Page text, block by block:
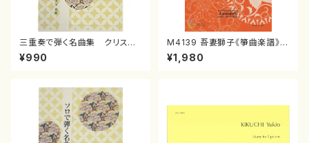
三重奏で弾く名曲集 クリスマ
スメドレー( 箏2/大平光美 編
曲/楽譜）
¥990
M4139 吾妻獅子《箏曲楽譜》
（箏/宮城道雄著・宮城宗家監修/
箏曲古典楽譜）
¥1,980